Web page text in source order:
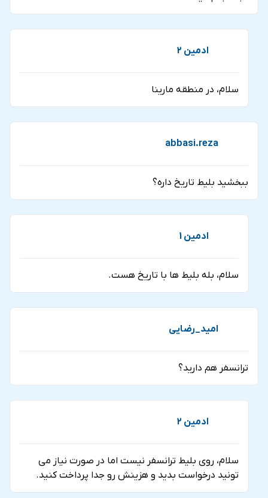
ادمین 2
سلام، در منطقه مارینا
abbasi.reza
ببخشید بلیط تاریخ داره؟
ادمین 1
سلام، بله بلیط ها با تاریخ هست.
امید_رضایی
ترانسفر هم دارید؟
ادمین 2
سلام، روی بلیط ترانسفر نیست اما در صورت نیاز می
تونید درخواست بدید و هزینش رو جدا پرداخت کنید.